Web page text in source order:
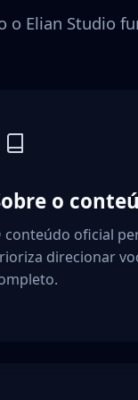
Elian Studio
o
conteúdo oficial
direcionar